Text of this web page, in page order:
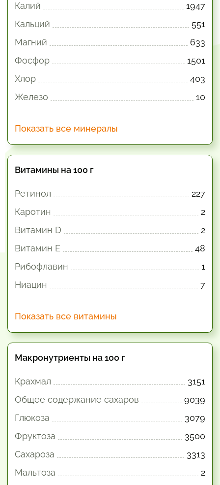
Калий
1947
Кальций
551
Магний
633
Фосфор
1501
Хлор
403
Железо
10
Показать все минералы
Витамины на 100 г
Ретинол
227
Каротин
2
Витамин D
2
Витамин E
48
Рибофлавин
1
Ниацин
7
Показать все витамины
Макронутриенты на 100 г
Крахмал
3151
Общее содержание сахаров
9039
Глюкоза
3079
Фруктоза
3500
Сахароза
3313
Мальтоза
2